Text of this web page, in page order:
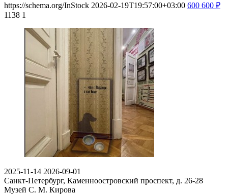
https://schema.org/InStock 2026-02-19T19:57:00+03:00 600 600 ₽
1138 1
2025-11-14 2026-09-01
Санкт-Петербург, Каменноостровский проспект, д. 26-28
Музей С. М. Кирова